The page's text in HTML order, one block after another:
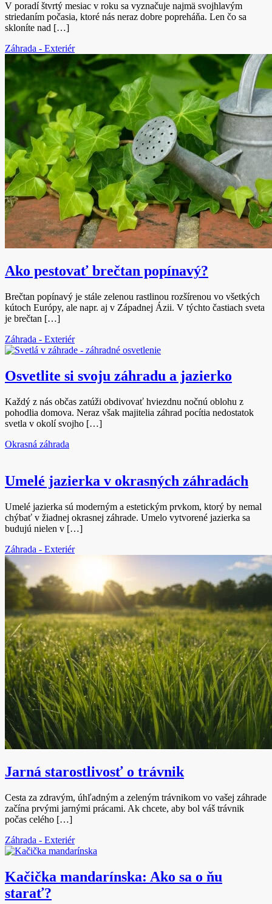
V poradí štvrtý mesiac v roku sa vyznačuje najmä svojhlavým
striedaním počasia, ktoré nás neraz dobre popreháňa. Len čo sa
skloníte nad […]
Záhrada - Exteriér
Ako pestovať brečtan popínavý?
Brečtan popínavý je stále zelenou rastlinou rozšírenou vo všetkých
kútoch Európy, ale napr. aj v Západnej Ázii. V týchto častiach sveta
je brečtan […]
Záhrada - Exteriér
Osvetlite si svoju záhradu a jazierko
Každý z nás občas zatúži obdivovať hviezdnu nočnú oblohu z
pohodlia domova. Neraz však majitelia záhrad pocítia nedostatok
svetla v okolí svojho […]
Okrasná záhrada
Umelé jazierka v okrasných záhradách
Umelé jazierka sú moderným a estetickým prvkom, ktorý by nemal
chýbať v žiadnej okrasnej záhrade. Umelo vytvorené jazierka sa
budujú nielen v […]
Záhrada - Exteriér
Jarná starostlivosť o trávnik
Cesta za zdravým, úhľadným a zeleným trávnikom vo vašej záhrade
začína prvými jarnými prácami. Ak chcete, aby bol váš trávnik
počas celého […]
Záhrada - Exteriér
Kačička mandarínska: Ako sa o ňu
starať?